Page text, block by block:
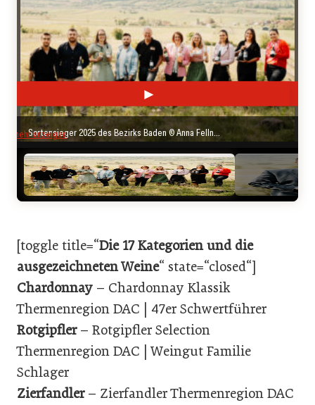
Sortensieger 2025 des Bezirks Baden © Anna Fellner Fotografie
mehr anzeigen
►
[toggle title=“Die 17 Kategorien und die
ausgezeichneten Weine“ state=“closed“]
Chardonnay – Chardonnay Klassik
Thermenregion DAC | 47er Schwertführer
Rotgipfler– Rotgipfler Selection
Thermenregion DAC | Weingut Familie
Schlager
Zierfandler– Zierfandler Thermenregion DAC